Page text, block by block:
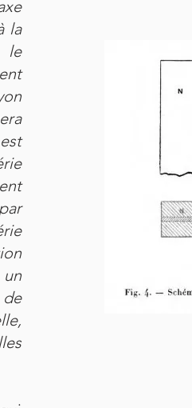
la
le